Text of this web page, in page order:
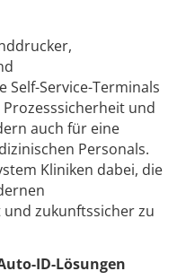
Self-Service-Terminals
und
auch für eine
Personals.
Kliniken dabei, die
zukunftssicher zu
ID-Lösungen